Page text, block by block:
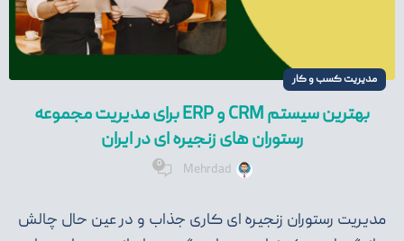
مدیریت کسب و کار
بهترین سیستم CRM و ERP برای مدیریت مجموعه
رستوران های زنجیره ای در ایران
Mehrdad
0
مدیریت رستوران زنجیره ای کاری جذاب و در عین حال چالش